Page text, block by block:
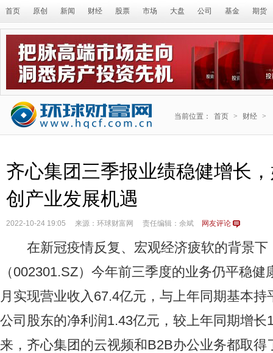
首页 原创 新闻 财经 股票 市场 大盘 公司 基金 期货
当前位置： 首页 > 财经 >
齐心集团三季报业绩稳健增长
创产业发展机遇
2022-10-24 19:05 来源：环球财富网 责任编辑：余斌 网友评论
在新冠疫情反复、宏观经济疲软的背景下
（002301.SZ）今年前三季度的业务仍平稳
月实现营业收入67.4亿元，与上年同期基本
公司股东的净利润1.43亿元，较上年同期增长
来，齐心集团的云视频和B2B办公业务都取得